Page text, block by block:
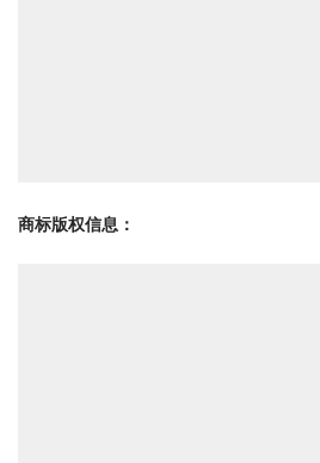
商标版权信息 ：